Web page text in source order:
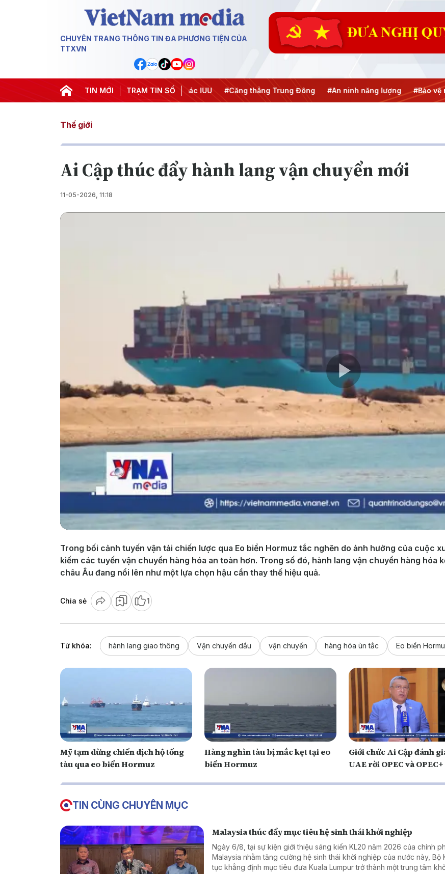
CHUYÊN TRANG THÔNG TIN ĐA PHƯƠNG TIỆN CỦA
TTXVN
TIN MỚI TRẠM TIN SỐ
dịch 500 ngày đêm #Chống khai thác IUU #Căng thẳng Trung Đông #An ninh năng lượng #Bảo vệ nền
Thế giới
Ai Cập thúc đẩy hành lang vận chuyển mới
11-05-2026, 11:18
Play
Video
Trong bối cảnh tuyến vận tải chiến lược qua Eo biển Hormuz tắc nghẽn do ảnh hưởng của cuộc
kiếm các tuyến vận chuyển hàng hóa an toàn hơn. Trong số đó, hành lang vận chuyển hàng hóa
châu Âu đang nổi lên như một lựa chọn hậu cần thay thế hiệu quả.
Chia sẻ 1
Từ khóa: hành lang giao thông Vận chuyển dầu vận chuyển hàng hóa ùn tắc Eo biển
Mỹ tạm dừng chiến dịch hộ tống
tàu qua eo biển Hormuz
Hàng nghìn tàu bị mắc kẹt tại eo
biển Hormuz
Giới chức Ai Cập đánh
UAE rời OPEC và OPEC+
TIN CÙNG CHUYÊN MỤC
Malaysia thúc đẩy mục tiêu hệ sinh thái khởi nghiệp
Ngày 6/8, tại sự kiện giới thiệu sáng kiến KL20 năm 2026 của chính
Malaysia nhằm tăng cường hệ sinh thái khởi nghiệp của nước này, Bộ
tục khẳng định mục tiêu đưa Kuala Lumpur trở thành một trung tâm